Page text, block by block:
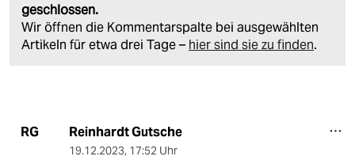
geschlossen.
Wir öffnen die Kommentarspalte bei ausgewählten
Artikeln für etwa drei Tage – hier sind sie zu finden.
RG Reinhardt Gutsche
19.12.2023, 17:52 Uhr